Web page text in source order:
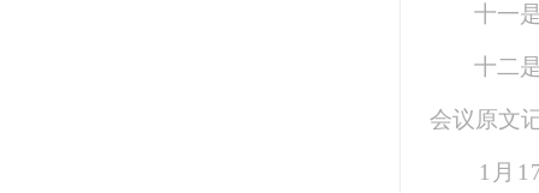
十一
十二
会议原文
1月